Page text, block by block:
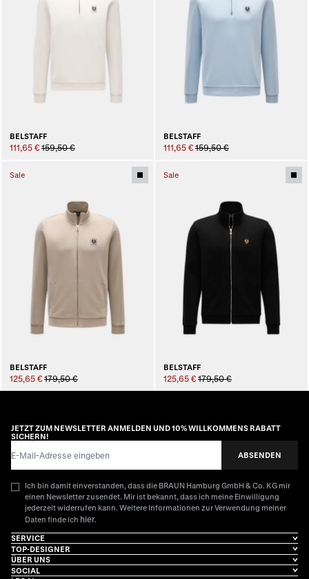
BELSTAFF
111,65 € 159,50 €
BELSTAFF
111,65 € 159,50 €
Sale
BELSTAFF
125,65 € 179,50 €
Sale
BELSTAFF
125,65 € 179,50 €
JETZT ZUM NEWSLETTER ANMELDEN UND 10% WILLKOMMENS RABATT
SICHERN!
ABSENDEN
Ich bin damit einverstanden, dass die BRAUN Hamburg GmbH & Co. KG mir
einen Newsletter zusendet. Mir ist bekannt, dass ich meine Einwilligung
jederzeit widerrufen kann. Weitere Informationen zur Verwendung meiner
Daten finde ich hier.
SERVICE
TOP-DESIGNER
ÜBER UNS
SOCIAL